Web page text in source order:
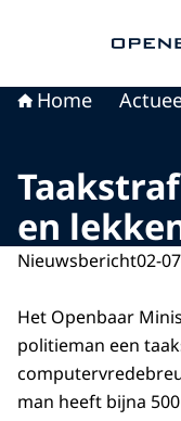
Home
en
Nieuwsbericht02-
Het Openbaar
politieman een
man heeft bijna